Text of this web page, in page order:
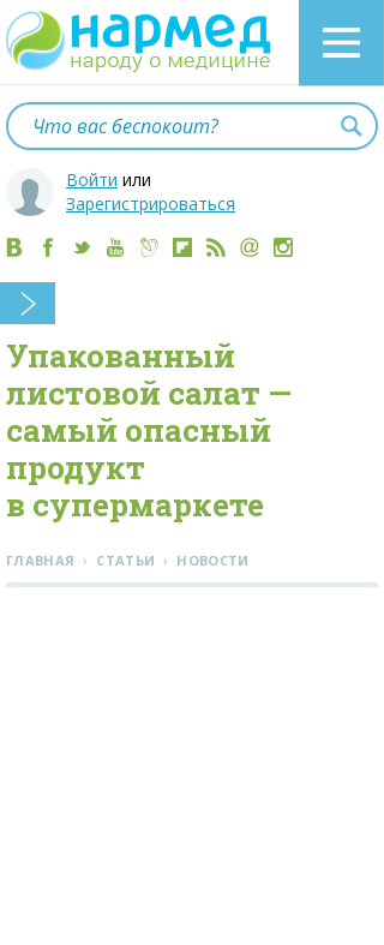
Войти или
Зарегистрироваться
Упакованный
листовой салат —
самый опасный
продукт
в супермаркете
ГЛАВНАЯ › СТАТЬИ › НОВОСТИ